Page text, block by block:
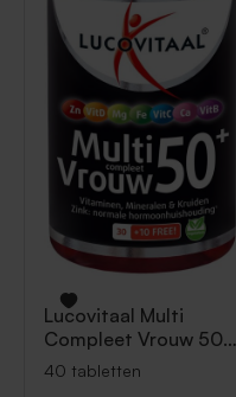
Lucovitaal Multi
Compleet Vrouw 50+
40 tabletten
40 tabletten